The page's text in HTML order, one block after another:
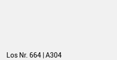
Los Nr. 664 | A304